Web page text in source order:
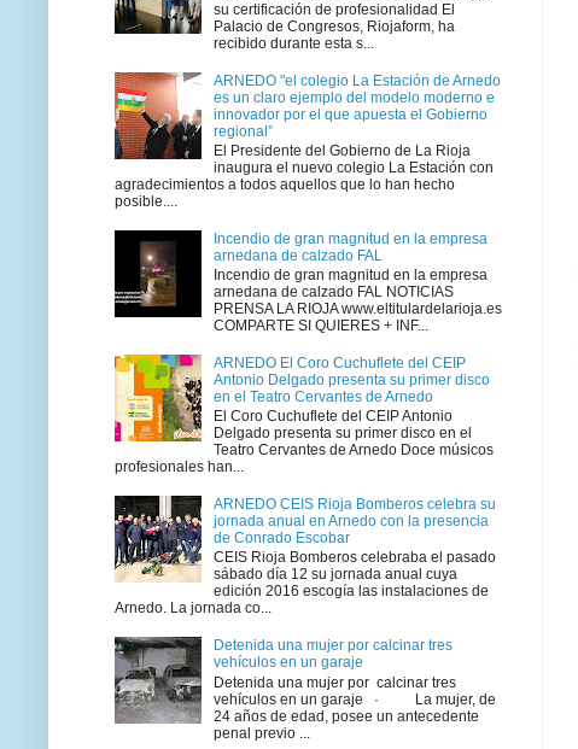
su certificación de profesionalidad El
Palacio de Congresos, Riojaform, ha
recibido durante esta s...
ARNEDO "el colegio La Estación de Arnedo
es un claro ejemplo del modelo moderno e
innovador por el que apuesta el Gobierno
regional”
El Presidente del Gobierno de La Rioja
inaugura el nuevo colegio La Estación con
agradecimientos a todos aquellos que lo han hecho
posible....
Incendio de gran magnitud en la empresa
arnedana de calzado FAL
Incendio de gran magnitud en la empresa
arnedana de calzado FAL NOTICIAS
PRENSA LA RIOJA www.eltitulardelarioja.es
COMPARTE SI QUIERES + INF...
ARNEDO El Coro Cuchuflete del CEIP
Antonio Delgado presenta su primer disco
en el Teatro Cervantes de Arnedo
El Coro Cuchuflete del CEIP Antonio
Delgado presenta su primer disco en el
Teatro Cervantes de Arnedo Doce músicos
profesionales han...
ARNEDO CEIS Rioja Bomberos celebra su
jornada anual en Arnedo con la presencia
de Conrado Escobar
CEIS Rioja Bomberos celebraba el pasado
sábado día 12 su jornada anual cuya
edición 2016 escogía las instalaciones de
Arnedo. La jornada co...
Detenida una mujer por calcinar tres
vehículos en un garaje
Detenida una mujer por calcinar tres
vehículos en un garaje · La mujer, de
24 años de edad, posee un antecedente
penal previo ...